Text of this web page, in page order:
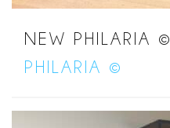
NEW PHILARIA ©
PHILARIA ©